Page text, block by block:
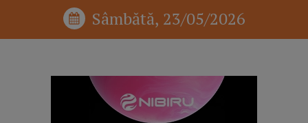
Sâmbătă, 23/05/2026